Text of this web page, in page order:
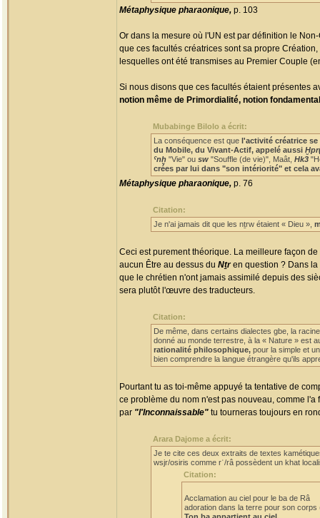
Métaphysique pharaonique, p. 103
Or dans la mesure où l'UN est par définition le
que ces facultés créatrices sont sa propre
lesquelles ont été transmises au Premier Couple
Si nous disons que ces facultés étaient présentes
notion même de Primordialité, notion
Mubabinge Bilolo a écrit:
La conséquence est que l'activité créatrice
du Mobile, du Vivant-Actif, appelé aussi
ˁnḫ "Vie" ou sw "Souffle (de vie)", Maât, Hk3
crées par lui dans "son intériorité" et cela
Métaphysique pharaonique, p. 76
Citation:
Je n'ai jamais dit que les nṯrw étaient « Dieu »,
Ceci est purement théorique. La meilleure façon
aucun Être au dessus du Nṯren question ? Dans la
que le chrétien n'ont jamais assimilé depuis des
sera plutôt l'œuvre des traducteurs.
Citation:
De même, dans certains dialectes gbe, la
donné au monde terrestre, à la « Nature » est
rationalité philosophique, pour la simple et
bien comprendre la langue étrangère qu'ils
Pourtant tu as toi-même appuyé ta tentative de
ce problème du nom n'est pas nouveau, comme l'a
par "l'Inconnaissable" tu tourneras toujours en
Arara Dajome a écrit:
Je te cite ces deux extraits de textes
wsjr/osiris comme rʿ/râ possèdent un khat
Citation:
Acclamation au ciel pour le ba de Râ
adoration dans la terre pour son corps